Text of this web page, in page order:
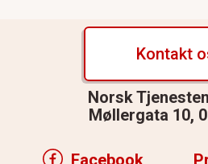
Kontakt
Norsk
Møllergata 10,
Facebook